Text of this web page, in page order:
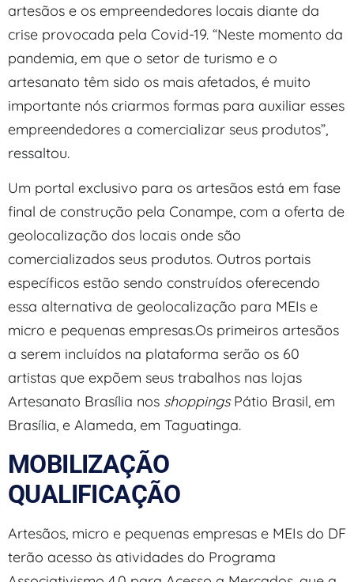
artesãos e os empreendedores locais diante da
crise provocada pela Covid-19. “Neste momento da
pandemia, em que o setor de turismo e o
artesanato têm sido os mais afetados, é muito
importante nós criarmos formas para auxiliar esses
empreendedores a comercializar seus produtos”,
ressaltou.
Um portal exclusivo para os artesãos está em fase
final de construção pela Conampe, com a oferta de
geolocalização dos locais onde são
comercializados seus produtos. Outros portais
específicos estão sendo construídos oferecendo
essa alternativa de geolocalização para MEIs e
micro e pequenas empresas.Os primeiros artesãos
a serem incluídos na plataforma serão os 60
artistas que expõem seus trabalhos nas lojas
Artesanato Brasília nos shoppingsPátio Brasil, em
Brasília, e Alameda, em Taguatinga.
MOBILIZAÇÃO
QUALIFICAÇÃO
Artesãos, micro e pequenas empresas e MEIs do DF
terão acesso às atividades do Programa